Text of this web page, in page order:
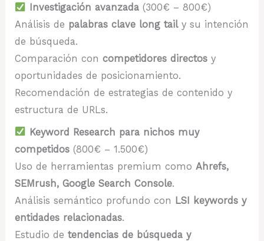
Investigación avanzada(300€ – 800€)
Análisis de palabras clave long taily su intención
de búsqueda.
Comparación concompetidores directos y
oportunidades de posicionamiento.
Recomendación de estrategias de contenido y
estructura de URLs.
Keyword Research para nichos muy
competidos (800€ – 1.500€)
Uso de herramientas premium comoAhrefs,
SEMrush, Google Search Console.
Análisis semántico profundo con LSI keywords y
entidades relacionadas.
Estudio detendencias de búsqueda y